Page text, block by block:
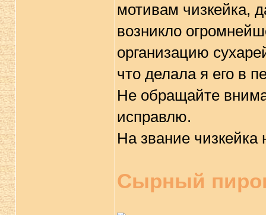
мотивам чизкейка,
возникло
организацию
что делала я его в
Не обращайте
исправлю.
На звание чизкейка
Сырный